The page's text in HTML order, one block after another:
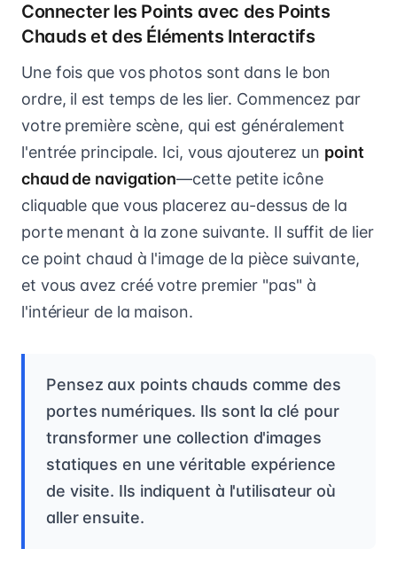
Connecter les Points avec des Points
Chauds et des Éléments Interactifs
Une fois que vos photos sont dans le bon
ordre, il est temps de les lier. Commencez par
votre première scène, qui est généralement
l'entrée principale. Ici, vous ajouterez un point
chaud de navigation—cette petite icône
cliquable que vous placerez au-dessus de la
porte menant à la zone suivante. Il suffit de lier
ce point chaud à l'image de la pièce suivante,
et vous avez créé votre premier "pas" à
l'intérieur de la maison.
Pensez aux points chauds comme des
portes numériques. Ils sont la clé pour
transformer une collection d'images
statiques en une véritable expérience
de visite. Ils indiquent à l'utilisateur où
aller ensuite.